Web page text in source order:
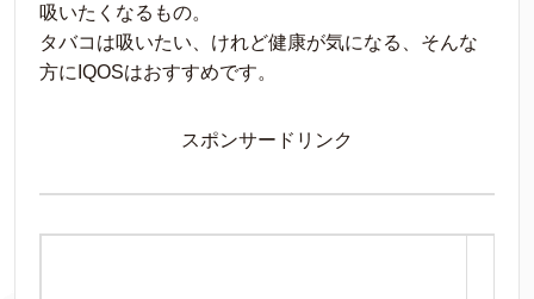
吸いたくなるもの。
タバコは吸いたい、けれど健康が気になる、そんな
方にIQOSはおすすめです。
スポンサードリンク